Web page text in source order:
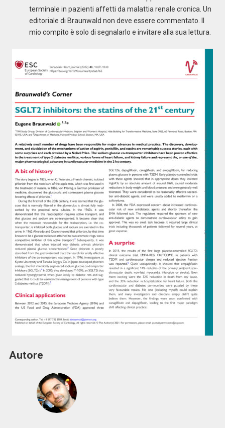
terminale in pazienti affetti da malattia renale cronica. Un
editoriale di Braunwald non deve essere commentato. Il
mio compito è solo di segnalarlo e invitare alla sua lettura.
Autore